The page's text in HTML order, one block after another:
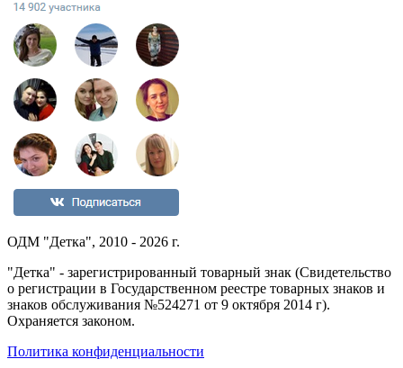
ОДМ "Детка", 2010 - 2026 г.
"Детка" - зарегистрированный товарный знак (Свидетельство
о регистрации в Государственном реестре товарных знаков и
знаков обслуживания №524271 от 9 октября 2014 г).
Охраняется законом.
Политика конфиденциальности